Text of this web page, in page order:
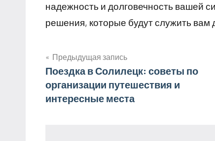
надежность и долговечность вашей
решения, которые будут служить вам
Навигация
по
Предыдущая запись
Поездка в Солилецк: советы по
организации путешествия и
интересные места